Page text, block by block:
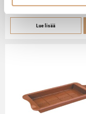
79,90€
Lue lisää